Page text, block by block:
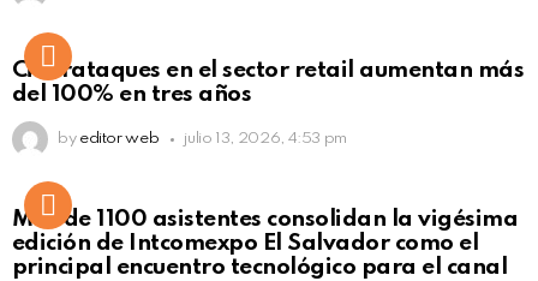
Ciberataques en el sector retail aumentan más
del 100% en tres años
by editor web julio 13, 2026, 4:53 pm
Más de 1100 asistentes consolidan la vigésima
edición de Intcomexpo El Salvador como el
principal encuentro tecnológico para el canal